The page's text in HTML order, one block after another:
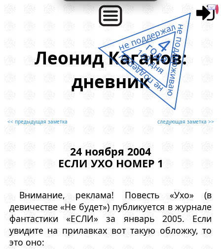
Леонид Каганов:
дневник
<< предыдущая заметка следующая заметка >>
24 ноября 2004
ЕСЛИ УХО НОМЕР 1
Внимание, реклама! Повесть «Ухо» (в
девичестве «Не будет») публикуется в журнале
фантастики «ЕСЛИ» за январь 2005. Если
увидите на прилавках вот такую обложку, то
это оно:
не поддержал
не поддерживаю
не поддержу
4
года
163 дня